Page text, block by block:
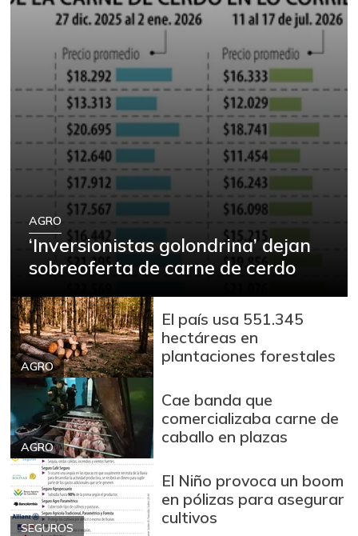
AGRO
‘Inversionistas golondrina’ dejan
sobreoferta de carne de cerdo
AGRO
El país usa 551.345
hectáreas en
plantaciones forestales
AGRO
Cae banda que
comercializaba carne de
caballo en plazas
SEGUROS
El Niño provoca un boom
en pólizas para asegurar
cultivos